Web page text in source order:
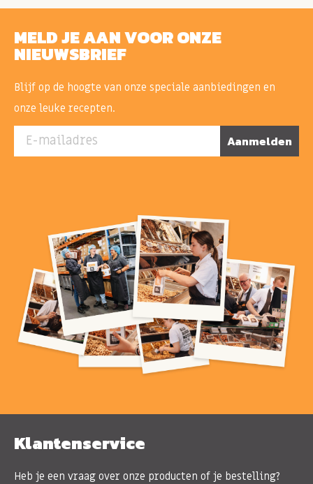
MELD JE AAN VOOR ONZE
NIEUWSBRIEF
Blijf op de hoogte van onze speciale aanbiedingen en
onze leuke recepten.
E-mailadres Aanmelden
Klantenservice
Heb je een vraag over onze producten of je bestelling?